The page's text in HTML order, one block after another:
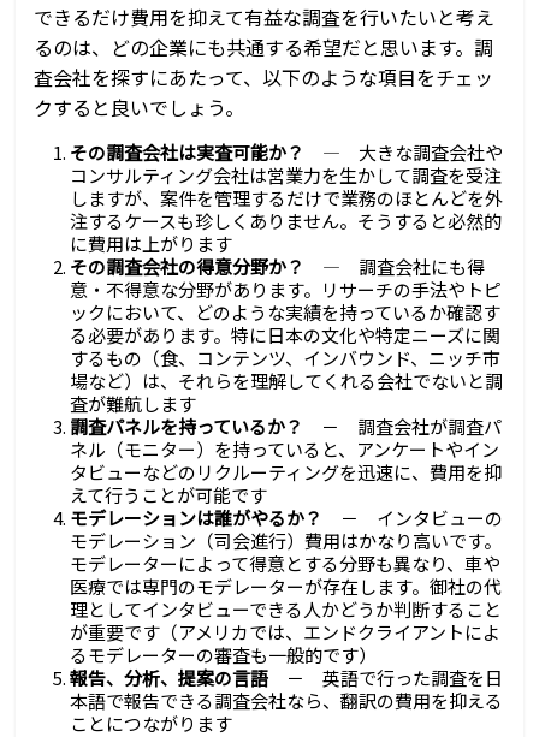
できるだけ費用を抑えて有益な調査を行いたいと考え
るのは、どの企業にも共通する希望だと思います。調
査会社を探すにあたって、以下のような項目をチェッ
クすると良いでしょう。
その調査会社は実査可能か？
― 大きな調査会社や
コンサルティング会社は営業力を生かして調査を受注
しますが、案件を管理するだけで業務のほとんどを外
注するケースも珍しくありません。そうすると必然的
に費用は上がります
その調査会社の得意分野か？
― 調査会社にも得
意・不得意な分野があります。リサーチの手法やトピ
ックにおいて、どのような実績を持っているか確認す
る必要があります。特に日本の文化や特定ニーズに関
するもの（食、コンテンツ、インバウンド、ニッチ市
場など）は、それらを理解してくれる会社でないと調
査が難航します
調査パネルを持っているか？
－ 調査会社が調査パ
ネル（モニター）を持っていると、アンケートやイン
タビューなどのリクルーティングを迅速に、費用を抑
えて行うことが可能です
モデレーションは誰がやるか？
－ インタビューの
モデレーション（司会進行）費用はかなり高いです。
モデレーターによって得意とする分野も異なり、車や
医療では専門のモデレーターが存在します。御社の代
理としてインタビューできる人かどうか判断すること
が重要です（アメリカでは、エンドクライアントによ
るモデレーターの審査も一般的です）
報告、分析、提案の言語 － 英語で行った調査を日
本語で報告できる調査会社なら、翻訳の費用を抑える
ことにつながります